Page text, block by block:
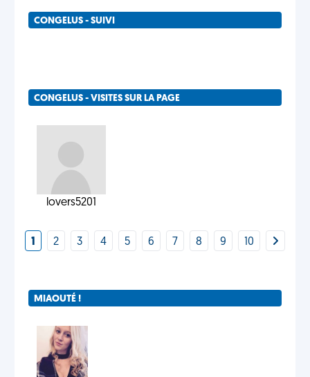
CONGELUS - SUIVI
CONGELUS - VISITES SUR LA PAGE
lovers5201
1 2 3 4 5 6 7 8 9 10
MIAOUTÉ !